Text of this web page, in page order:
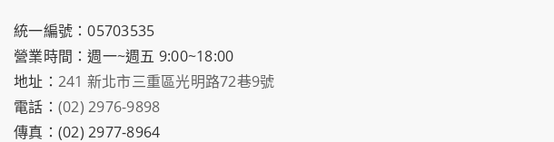
統一編號：05703535
營業時間：週一~週五 9:00~18:00
地址： 241 新北市三重區光明路72巷9號
電話： (02) 2976-9898
傳真：(02) 2977-8964